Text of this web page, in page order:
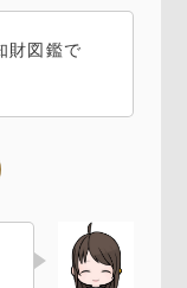
財図鑑で